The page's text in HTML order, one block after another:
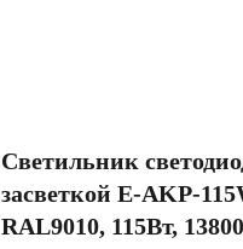
Светильник
засветкой E-AKP-
RAL9010, 115Вт,